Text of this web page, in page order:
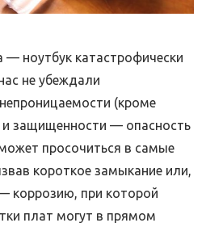
— ноутбук катастрофически
не убеждали
(кроме
защищенности — опасность
просочиться в самые
короткое замыкание или,
коррозию, при которой
плат могут в прямом